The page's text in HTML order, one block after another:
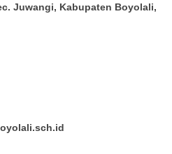
Juwangi, Kabupaten Boyolali,